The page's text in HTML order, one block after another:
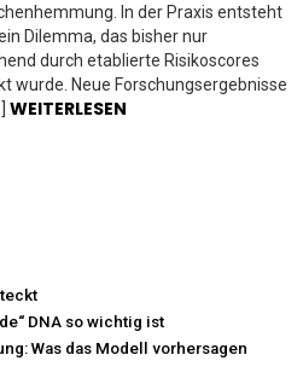
In der Praxis entsteht
Dilemma, das bisher nur
durch etablierte Risikoscores
wurde. Neue Forschungsergebnisse
WEITERLESEN
DNA so wichtig ist
Was das Modell vorhersagen